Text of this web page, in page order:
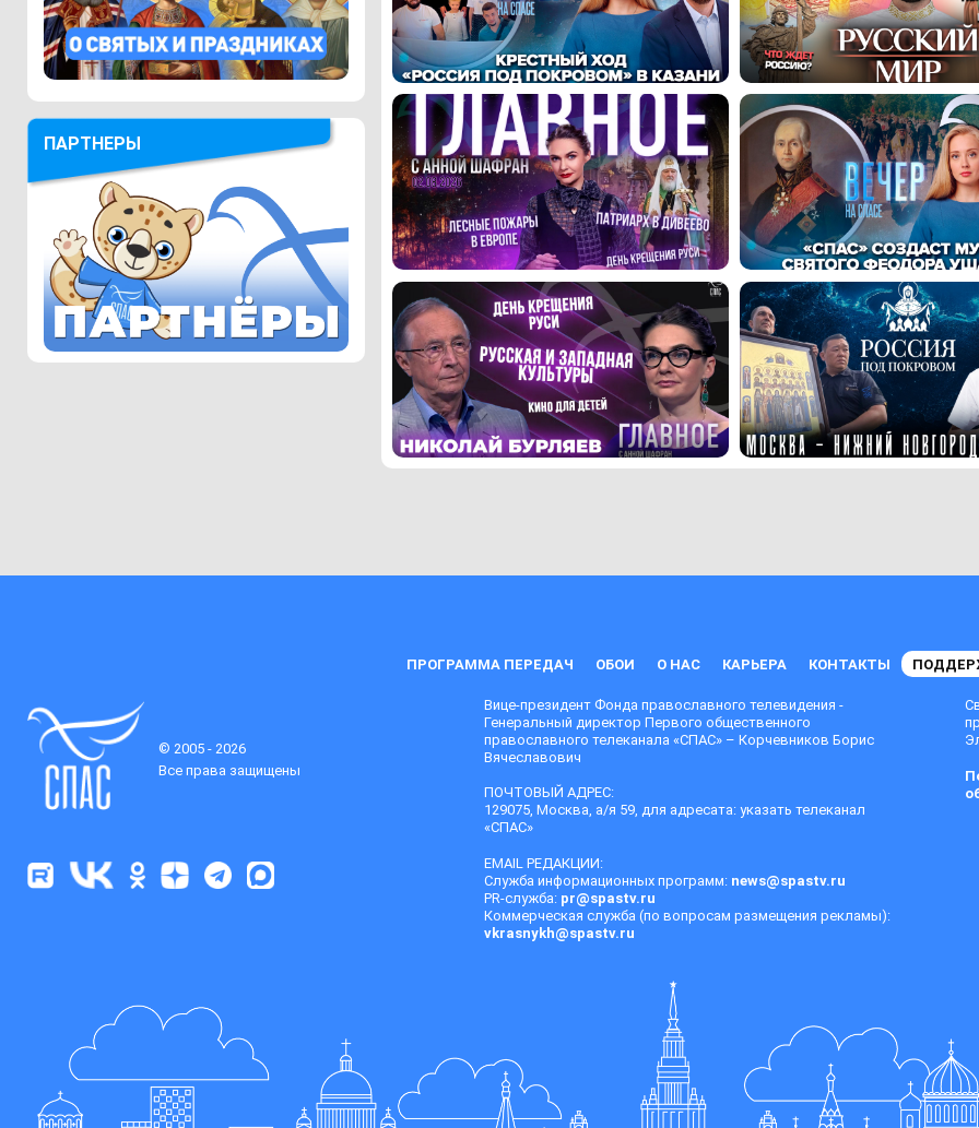
ПАРТНЕРЫ
ПРОГРАММА ПЕРЕДАЧ ОБОИ О НАС КАРЬЕРА КОНТАКТЫ
© 2005 - 2026
Все права защищены
Вице-президент Фонда православного телевидения -
Генеральный директор Первого общественного
православного телеканала «СПАС» – Корчевников Борис
Вячеславович
ПОЧТОВЫЙ АДРЕС:
129075, Москва, а/я 59, для адресата: указать телеканал
«СПАС»
EMAIL РЕДАКЦИИ:
Служба информационных программ: news@spastv.ru
PR-служба: pr@spastv.ru
Коммерческая служба (по вопросам размещения рекламы):
vkrasnykh@spastv.ru